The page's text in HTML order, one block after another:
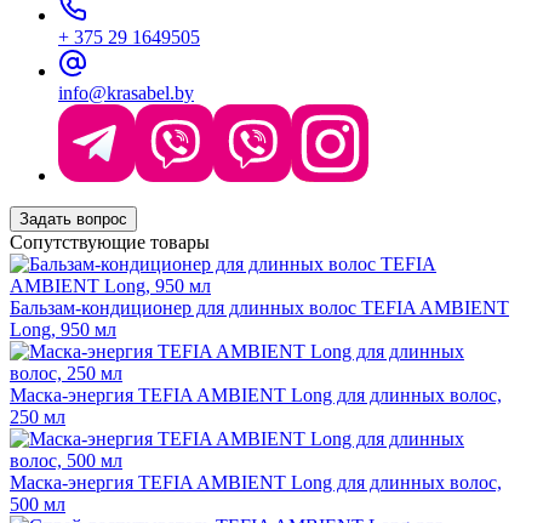
+ 375 29 1649505
info@krasabel.by
Задать вопрос
Сопутствующие товары
Бальзам-кондиционер для длинных волос TEFIA AMBIENT
Long, 950 мл
Маска-энергия TEFIA AMBIENT Long для длинных волос,
250 мл
Маска-энергия TEFIA AMBIENT Long для длинных волос,
500 мл